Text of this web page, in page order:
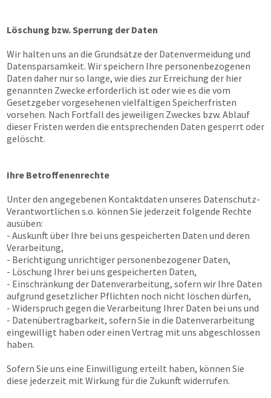
Löschung bzw. Sperrung der Daten
Wir halten uns an die Grundsätze der Datenvermeidung und
Datensparsamkeit. Wir speichern Ihre personenbezogenen
Daten daher nur so lange, wie dies zur Erreichung der hier
genannten Zwecke erforderlich ist oder wie es die vom
Gesetzgeber vorgesehenen vielfältigen Speicherfristen
vorsehen. Nach Fortfall des jeweiligen Zweckes bzw. Ablauf
dieser Fristen werden die entsprechenden Daten gesperrt oder
gelöscht.
Ihre Betroffenenrechte
Unter den angegebenen Kontaktdaten unseres Datenschutz-
Verantwortlichen s.o. können Sie jederzeit folgende Rechte
ausüben:
- Auskunft über Ihre bei uns gespeicherten Daten und deren
Verarbeitung,
- Berichtigung unrichtiger personenbezogener Daten,
- Löschung Ihrer bei uns gespeicherten Daten,
- Einschränkung der Datenverarbeitung, sofern wir Ihre Daten
aufgrund gesetzlicher Pflichten noch nicht löschen dürfen,
- Widerspruch gegen die Verarbeitung Ihrer Daten bei uns und
- Datenübertragbarkeit, sofern Sie in die Datenverarbeitung
eingewilligt haben oder einen Vertrag mit uns abgeschlossen
haben.
Sofern Sie uns eine Einwilligung erteilt haben, können Sie
diese jederzeit mit Wirkung für die Zukunft widerrufen.